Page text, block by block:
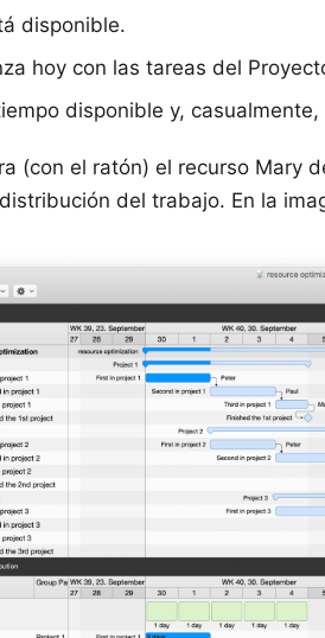
disponible.
hoy con las tareas del
disponible y,
(con el ratón) el recurso Mary
del trabajo. En la